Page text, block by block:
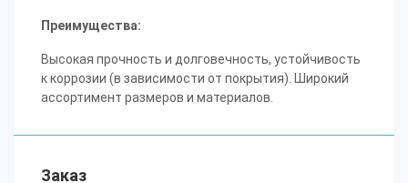
Преимущества:
Высокая прочность и долговечность, устойчивость
к коррозии (в зависимости от покрытия). Широкий
ассортимент размеров и материалов.
Заказ